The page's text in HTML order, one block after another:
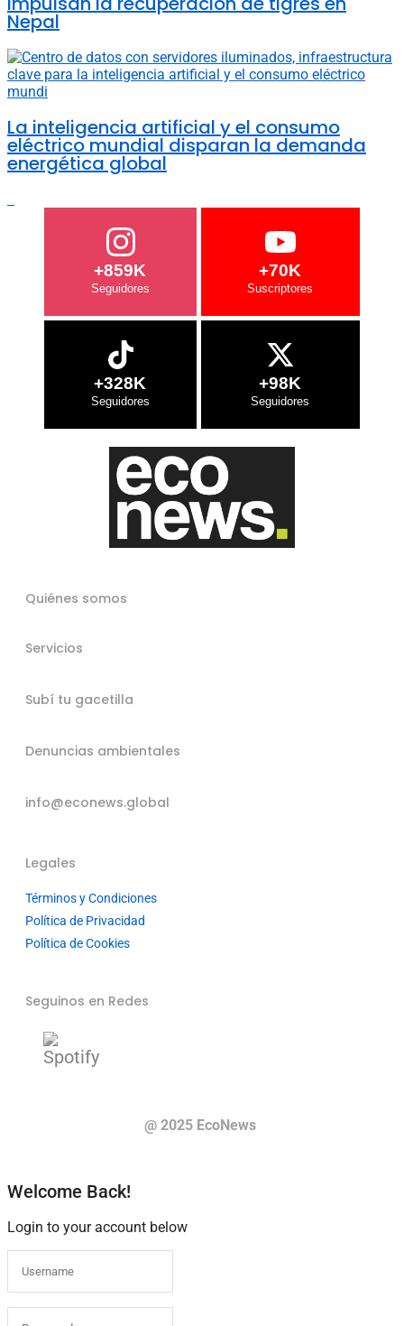
Nepal
La inteligencia artificial y el consumo
eléctrico mundial disparan la demanda
energética global
+859K +70K
+328K +98K
Quiénes somos
Servicios
Subí tu gacetilla
Denuncias ambientales
info@econews.global
Legales
Términos y Condiciones
Política de Privacidad
Política de Cookies
Seguinos en Redes
@ 2025 EcoNews
Welcome Back!
Login to your account below